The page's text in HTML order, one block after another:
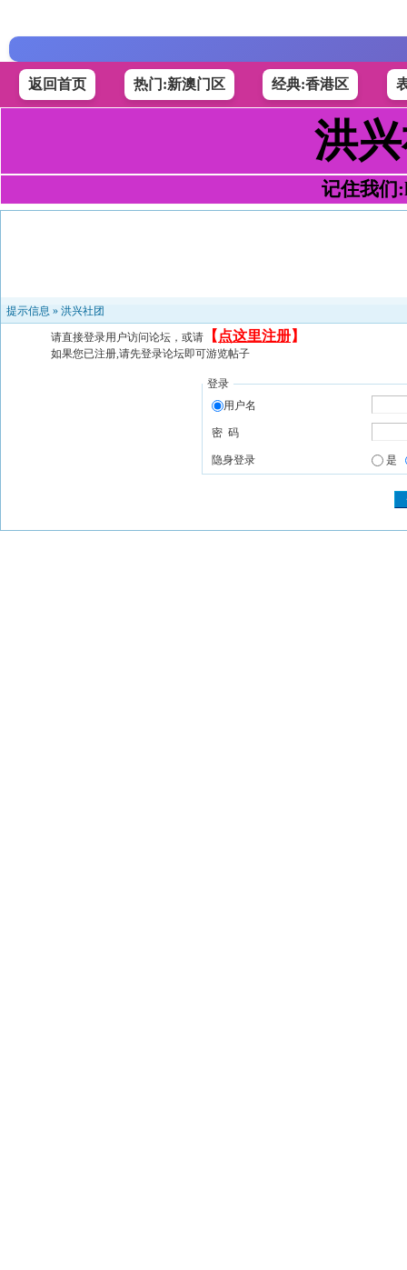
返回首页 热门:新澳门区 经典:香港区
洪
记住我们
提示信息 » 洪兴社团
请直接登录用户访问论坛，或请 【 点这里注册】
如果您已注册,请先登录论坛即可游览帖子
登录
用户名
密 码
隐身登录 是